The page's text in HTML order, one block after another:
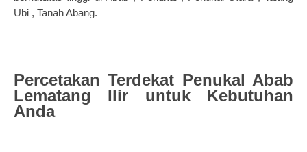
Ubi , Tanah Abang.
Percetakan Terdekat Penukal Abab
Lematang Ilir untuk Kebutuhan
Anda